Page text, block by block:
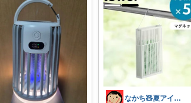
なかち🧸夏アイテム＆便利グッズ✨